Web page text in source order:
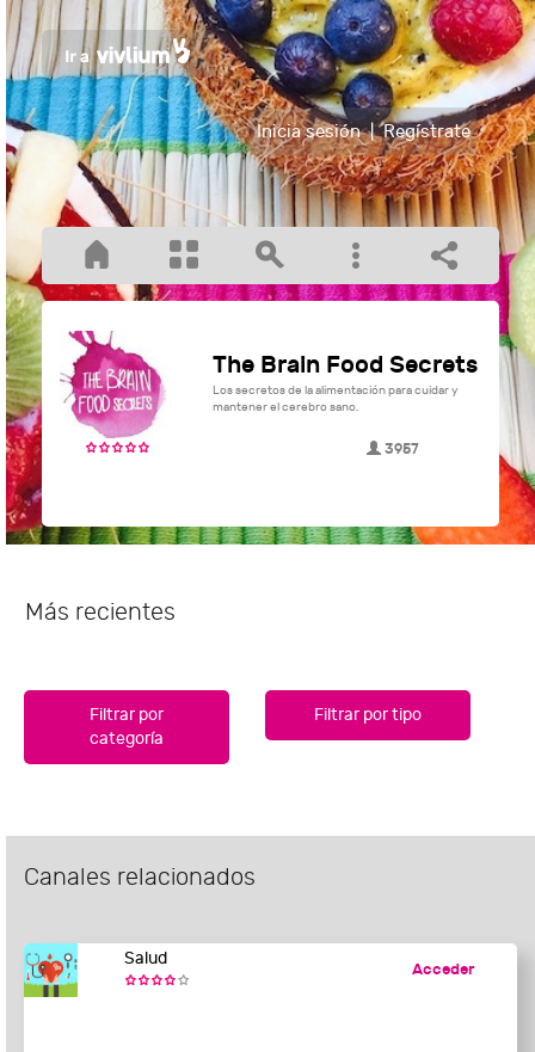
Inicia sesión | Regístrate
The Brain Food Secrets
Los secretos de la alimentación para cuidar y
mantener el cerebro sano.
3957
Más recientes
Filtrar por
categoría
Filtrar por tipo
Canales relacionados
Salud
Acceder